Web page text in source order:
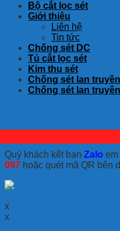
Bộ cắt lọc sét
Giới thiệu
Liên hệ
Tin tức
Chống sét DC
Tủ cắt lọc sét
Kim thu sét
Chống sét lan
Chống sét lan
Quý khách kết bạn Zalo em
097 hoặc quét mã QR bên
x
x